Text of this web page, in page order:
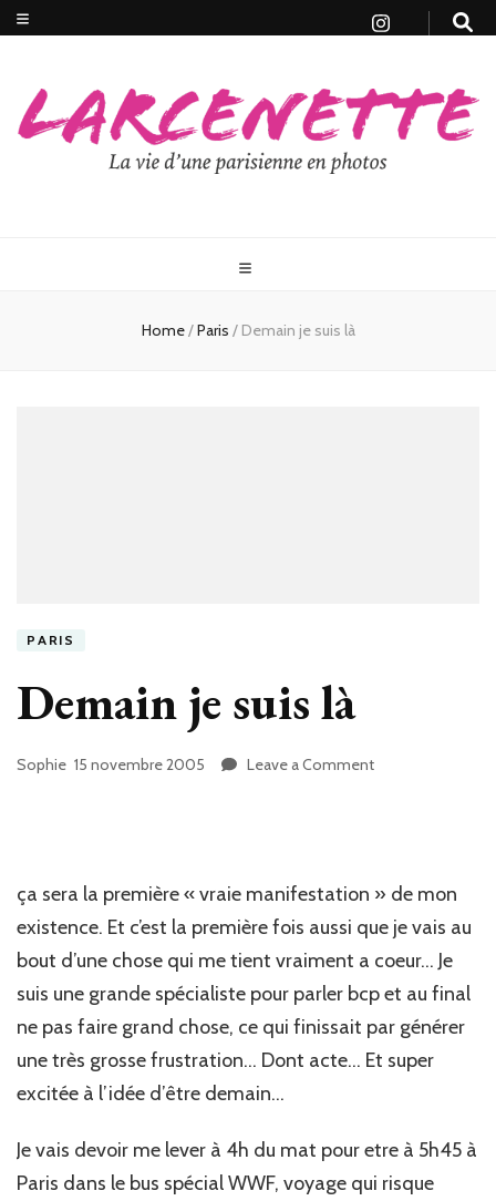
Home/Paris / Demain je suis là
PARIS
Demain je suis là
Sophie 15 novembre 2005 Leave a Comment
ça sera la première « vraie manifestation » de mon
existence. Et c’est la première fois aussi que je vais au
bout d’une chose qui me tient vraiment a coeur… Je
suis une grande spécialiste pour parler bcp et au final
ne pas faire grand chose, ce qui finissait par générer
une très grosse frustration… Dont acte… Et super
excitée à l’idée d’être demain…
Je vais devoir me lever à 4h du mat pour etre à 5h45 à
Paris dans le bus spécial WWF, voyage qui risque